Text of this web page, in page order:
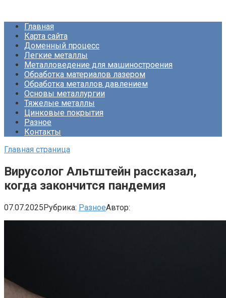
контентуГлавная
Карта сайта
Доменный процесс
Легкие металлы
Металловедение для машиностроения
Обработка материалов лазером
Обработка металлов давлением
Основы металлургии
Тяжелые металлы
Цинковые покрытия
Разное
Контакты
Главная страница
Вирусолог Альтштейн рассказал,
когда закончится пандемия
07.07.2025Рубрика: РазноеАвтор: